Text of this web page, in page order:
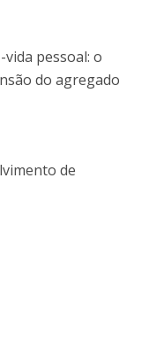
pessoal: o
do agregado
de